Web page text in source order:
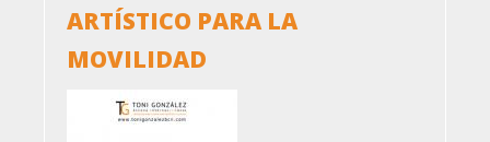
ARTÍSTICO PARA LA
MOVILIDAD